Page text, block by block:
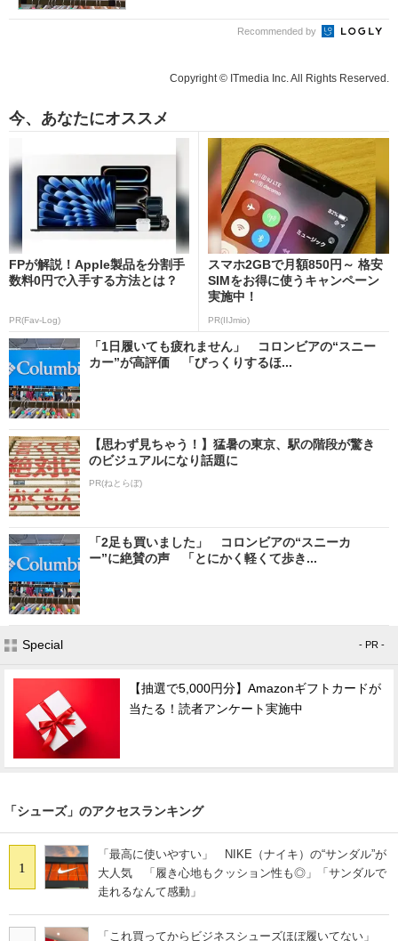
Recommended by
Copyright © ITmedia Inc. All Rights Reserved.
今、あなたにオススメ
FPが解説！Apple製品を分割手
数料0円で入手する方法とは？
PR(Fav-Log)
スマホ2GBで月額850円～ 格安
SIMをお得に使うキャンペーン
実施中！
PR(IIJmio)
「1日履いても疲れません」 コロンビアの“スニー
カー”が高評価 「びっくりするほ...
【思わず見ちゃう！】猛暑の東京、駅の階段が驚き
のビジュアルになり話題に
PR(ねとらぼ)
「2足も買いました」 コロンビアの“スニーカ
ー”に絶賛の声 「とにかく軽くて歩き...
Special - PR -
【抽選で5,000円分】Amazonギフトカードが
当たる！読者アンケート実施中
「シューズ」のアクセスランキング
1
「最高に使いやすい」 NIKE（ナイキ）の“サンダル”が
大人気 「履き心地もクッション性も◎」「サンダルで
走れるなんて感動」
「これ買ってからビジネスシューズほぼ履いてない」